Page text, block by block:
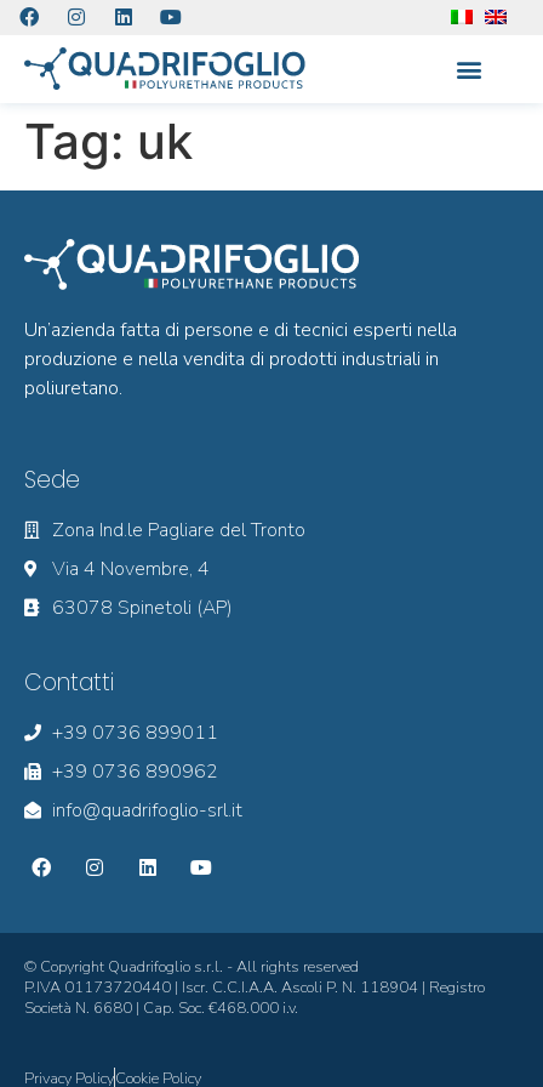
Tag: uk
Un’azienda fatta di persone e di tecnici esperti nella
produzione e nella vendita di prodotti industriali in
poliuretano.
Sede
Zona Ind.le Pagliare del Tronto
Via 4 Novembre, 4
63078 Spinetoli (AP)
Contatti
+39 0736 899011
+39 0736 890962
info@quadrifoglio-srl.it
© Copyright Quadrifoglio s.r.l. - All rights reserved
P.IVA 01173720440 | Iscr. C.C.I.A.A. Ascoli P. N. 118904 | Registro
Società N. 6680 | Cap. Soc. €468.000 i.v.
Privacy PolicyCookie Policy